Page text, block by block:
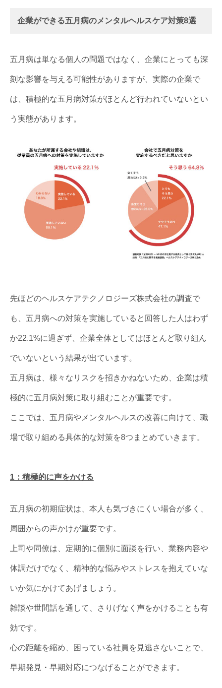
企業ができる五月病のメンタルヘルスケア対策8選
五月病は単なる個人の問題ではなく、企業にとっても深
刻な影響を与える可能性がありますが、実際の企業で
は、積極的な五月病対策がほとんど行われていないとい
う実態があります。
先ほどのヘルスケアテクノロジーズ株式会社の調査で
も、五月病への対策を実施していると回答した人はわず
か22.1%に過ぎず、企業全体としてはほとんど取り組ん
でいないという結果が出ています。
五月病は、様々なリスクを招きかねないため、企業は積
極的に五月病対策に取り組むことが重要です。
ここでは、五月病やメンタルヘルスの改善に向けて、職
場で取り組める具体的な対策を8つまとめていきます。
1：積極的に声をかける
五月病の初期症状は、本人も気づきにくい場合が多く、
周囲からの声かけが重要です。
上司や同僚は、定期的に個別に面談を行い、業務内容や
体調だけでなく、精神的な悩みやストレスを抱えていな
いか気にかけてあげましょう。
雑談や世間話を通して、さりげなく声をかけることも有
効です。
心の距離を縮め、困っている社員を見逃さないことで、
早期発見・早期対応につなげることができます。